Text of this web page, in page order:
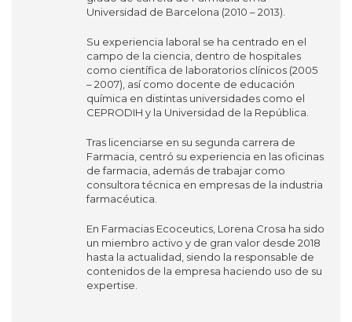
Universidad de Barcelona (2010 – 2013).
Su experiencia laboral se ha centrado en el
campo de la ciencia, dentro de hospitales
como científica de laboratorios clínicos (2005
– 2007), así como docente de educación
química en distintas universidades como el
CEPRODIH y la Universidad de la República.
Tras licenciarse en su segunda carrera de
Farmacia, centró su experiencia en las oficinas
de farmacia, además de trabajar como
consultora técnica en empresas de la industria
farmacéutica.
En Farmacias Ecoceutics, Lorena Crosa ha sido
un miembro activo y de gran valor desde 2018
hasta la actualidad, siendo la responsable de
contenidos de la empresa haciendo uso de su
expertise.